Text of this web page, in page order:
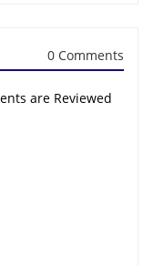
0 Comments
are Reviewed